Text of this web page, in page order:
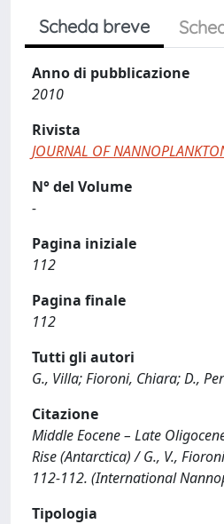
Scheda breve
Anno di pubblicazione
2010
Rivista
JOURNAL OF
N° del Volume
-
Pagina iniziale
112
Pagina finale
112
Tutti gli autori
G., Villa; Fioroni, Chiara; D.,
Citazione
Middle Eocene – Late
Rise (Antarctica) / G., V.,
112-112. (International
Tipologia